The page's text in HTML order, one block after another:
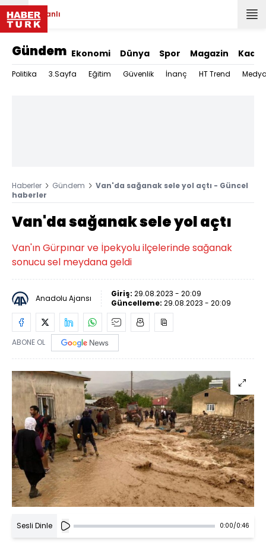
Canlı
Gündem Ekonomi Dünya Spor Magazin Kadın
Politika 3.Sayfa Eğitim Güvenlik İnanç HT Trend
Haberler Gündem
Van'da sağanak sele yol açtı - Güncel
haberler
Van'da sağanak sele yol açtı
Van'ın Gürpınar ve İpekyolu ilçelerinde sağanak
sonucu sel meydana geldi
Anadolu Ajansı Giriş: 29.08.2023 - 20:09
Güncelleme: 29.08.2023 - 20:09
ABONE OL
Sesli Dinle 0:00/0:46